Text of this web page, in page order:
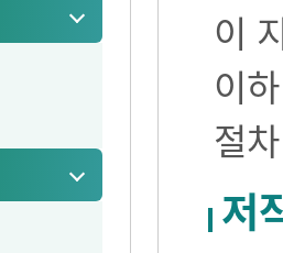
이
이
절
저